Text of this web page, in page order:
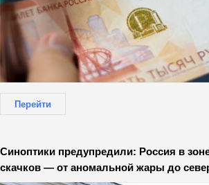
Перейти
Синоптики предупредили: Россия в
скачков — от аномальной жары до